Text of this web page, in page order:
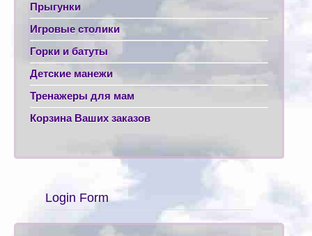
Прыгунки
Игровые столики
Горки и батуты
Детские манежи
Тренажеры для мам
Корзина Ваших заказов
Login Form